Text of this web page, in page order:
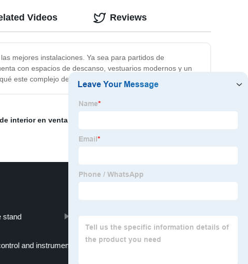
mejores instalaciones. Ya sea para partidos de
con espacios de descanso, vestuarios modernos y un
este complejo de fútbol es la elección perfecta.
Videos Reviews
interior en venta
stand
and instrumentation cable